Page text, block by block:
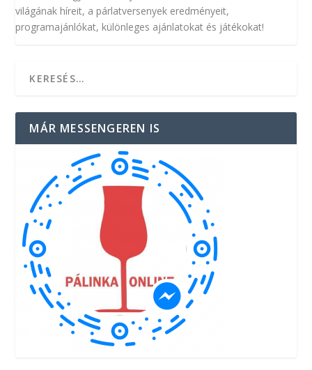
világának híreit, a párlatversenyek eredményeit,
programajánlókat, különleges ajánlatokat és játékokat!
MÁR MESSENGEREN IS